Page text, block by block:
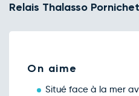
Relais Thalasso
On aime
Situé face à la mer